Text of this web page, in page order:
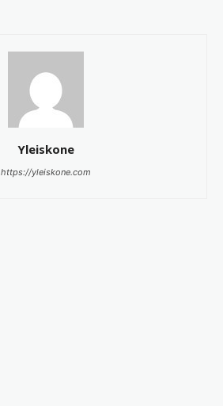
Yleiskone
https://yleiskone.com